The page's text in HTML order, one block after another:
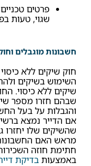
פרטים
שגוי, טעות
חשבונות מוגבלים
חוק שיקים ללא
השימוש בשיקים
שיקים ללא כיסוי.
שבהם חזרו מספר
והגבלות על בעל
אם הדייר נמצא
שהשיקים שלו יחזרו
מראש האם
חתימת חוזה
באמצעות בדיקת